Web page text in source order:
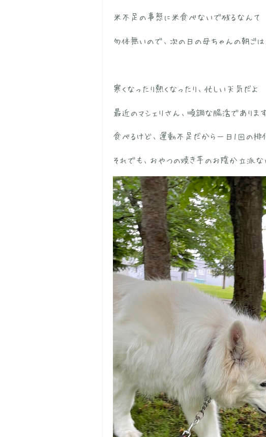
米不足の事態に 米食べないで残るなんて
勿体無いので、次の日の母ちゃんの朝ごは
寒くなったり熱くなったり、忙しい天気だよ
最近の マシェリ さん、順調な腸活であります
食べるけど、運動不足だから一日1回の排
それでも、おやつの焼き芋のお陰か立派な